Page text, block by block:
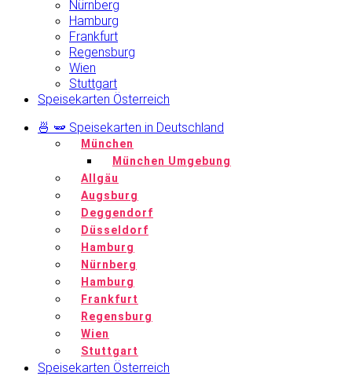
Nürnberg
Hamburg
Frankfurt
Regensburg
Wien
Stuttgart
Speisekarten Österreich
🍜 🫛 Speisekarten in Deutschland
München
München Umgebung
Allgäu
Augsburg
Deggendorf
Düsseldorf
Hamburg
Nürnberg
Hamburg
Frankfurt
Regensburg
Wien
Stuttgart
Speisekarten Österreich